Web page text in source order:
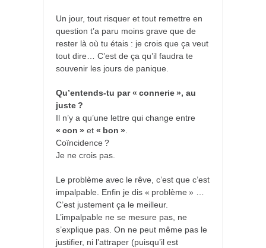
Un jour, tout risquer et tout remettre en
question t’a paru moins grave que de
rester là où tu étais : je crois que ça veut
tout dire… C’est de ça qu’il faudra te
souvenir les jours de panique.
Qu’entends-tu par « connerie », au
juste ?
Il n’y a qu’une lettre qui change entre
« con » et « bon ».
Coïncidence ?
Je ne crois pas.
Le problème avec le rêve, c’est que c’est
impalpable. Enfin je dis « problème » …
C’est justement ça le meilleur.
L’impalpable ne se mesure pas, ne
s’explique pas. On ne peut même pas le
justifier, ni l’attraper (puisqu’il est